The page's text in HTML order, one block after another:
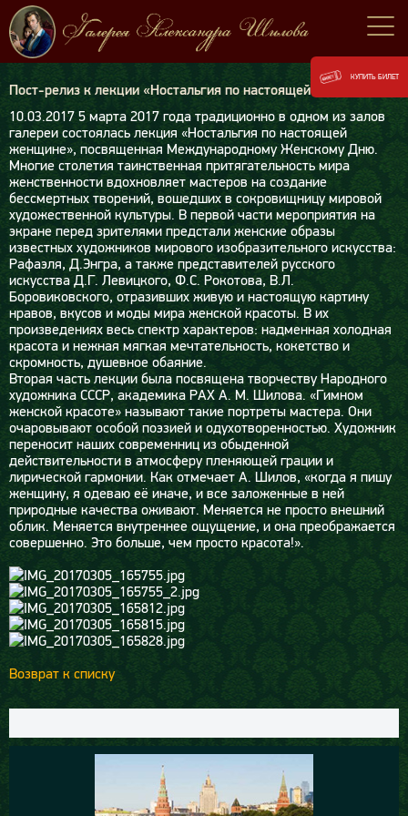
Пост-релиз к лекции «Ностальгия по настоящей женщине»
10.03.2017 5 марта 2017 года традиционно в одном из залов
галереи состоялась лекция «Ностальгия по настоящей
женщине», посвященная Международному Женскому Дню.
Многие столетия таинственная притягательность мира
женственности вдохновляет мастеров на создание
бессмертных творений, вошедших в сокровищницу мировой
художественной культуры. В первой части мероприятия на
экране перед зрителями предстали женские образы
известных художников мирового изобразительного искусства:
Рафаэля, Д.Энгра, а также представителей русского
искусства Д.Г. Левицкого, Ф.С. Рокотова, В.Л.
Боровиковского, отразивших живую и настоящую картину
нравов, вкусов и моды мира женской красоты. В их
произведениях весь спектр характеров: надменная холодная
красота и нежная мягкая мечтательность, кокетство и
скромность, душевное обаяние.
Вторая часть лекции была посвящена творчеству Народного
художника СССР, академика РАХ А. М. Шилова. «Гимном
женской красоте» называют такие портреты мастера. Они
очаровывают особой поэзией и одухотворенностью. Художник
переносит наших современниц из обыденной
действительности в атмосферу пленяющей грации и
лирической гармонии. Как отмечает А. Шилов, «когда я пишу
женщину, я одеваю её иначе, и все заложенные в ней
природные качества оживают. Меняется не просто внешний
облик. Меняется внутреннее ощущение, и она преображается
совершенно. Это больше, чем просто красота!».
Возврат к списку
КУПИТЬ БИЛЕТ